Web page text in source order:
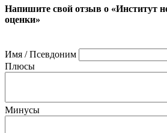
Напишите свой отзыв о «Институт
оценки»
Имя / Псевдоним
Плюсы
Минусы